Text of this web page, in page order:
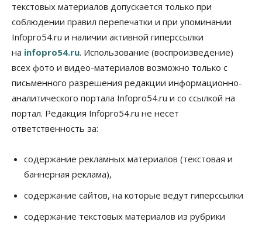
Жители Новосибирска смогут добровольно
повысить свою пенсию
07 Августа 2026, 11:30
Общество
Деньгами будут распоряжаться дети: в десяти
школах Новосибирской области введут
инициативное бюджетирование
07 Августа 2026, 11:00
заключили под стражу
07 Августа 2026, 10:15
Общество
Новосибирской области, но режима ЧС не будет
текстовых материалов допускается только при
соблюдении правил перепечатки и при упоминании
Infopro54.ru и наличии активной гиперссылки
на infopro54.ru. Использование (воспроизведение)
всех фото и видео-материалов возможно только с
письменного разрешения редакции информационно-
аналитического портала Infopro54.ru и со ссылкой на
портал. Редакция Infopro54.ru не несет
ответственность за:
содержание рекламных материалов (текстовая и
баннерная реклама),
содержание сайтов, на которые ведут гиперссылки
содержание текстовых материалов из рубрики